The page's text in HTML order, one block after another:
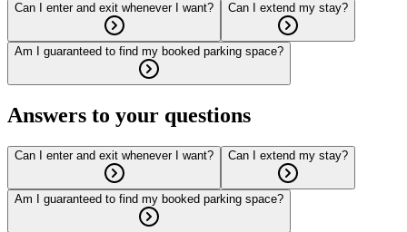
Can I enter and exit whenever I want? Can I extend my stay?
Am I guaranteed to find my booked parking space?
Answers to your questions
Can I enter and exit whenever I want? Can I extend my stay?
Am I guaranteed to find my booked parking space?